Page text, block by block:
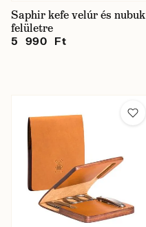
Saphir kefe velúr és nubuk
felületre
5 990 Ft